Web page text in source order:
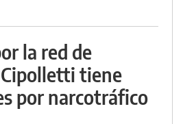
la red de
tiene
por narcotráfico